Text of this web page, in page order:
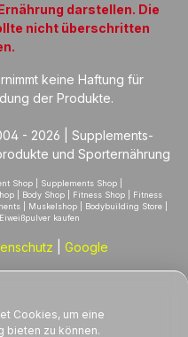
darstellen. Die
nicht überschritten
keine Haftung für
der Produkte.
- 2026 | Supplements-
und Sporternährung
Shop | Supplements Shop |
| Body Shop | Fitness Shop | Fitness
| Muskelshop | Bodybuilding Store |
kaufen
Google
Cookies, um eine
bieten zu können.